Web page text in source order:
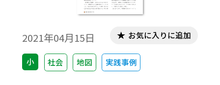
2021年04月15日
小 社会 地図 実践事例
お気に入りに追加